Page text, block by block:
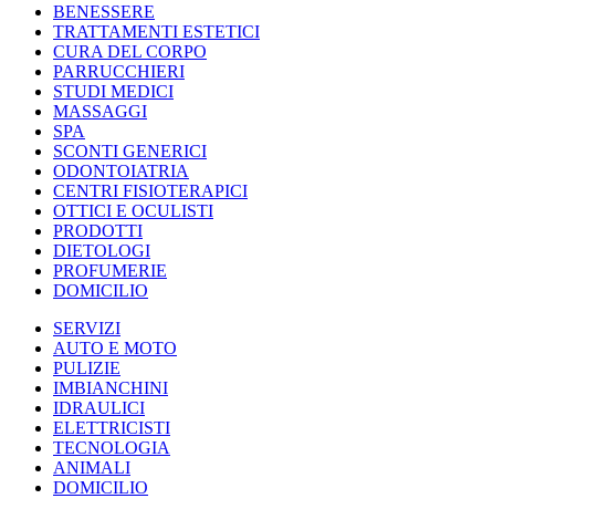
BENESSERE
TRATTAMENTI ESTETICI
CURA DEL CORPO
PARRUCCHIERI
STUDI MEDICI
MASSAGGI
SPA
SCONTI GENERICI
ODONTOIATRIA
CENTRI FISIOTERAPICI
OTTICI E OCULISTI
PRODOTTI
DIETOLOGI
PROFUMERIE
DOMICILIO
SERVIZI
AUTO E MOTO
PULIZIE
IMBIANCHINI
IDRAULICI
ELETTRICISTI
TECNOLOGIA
ANIMALI
DOMICILIO